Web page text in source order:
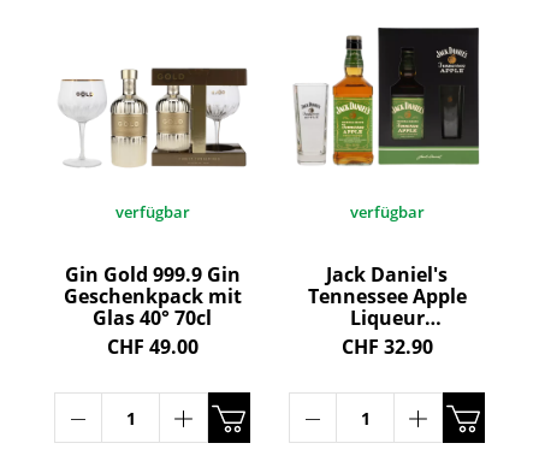
verfügbar
Gin Gold 999.9 Gin
Geschenkpack mit
Glas 40° 70cl
CHF 49.00
verfügbar
Jack Daniel's
Tennessee Apple
Liqueur
Geschenkpackung
mit Longdrinkglas
CHF 32.90